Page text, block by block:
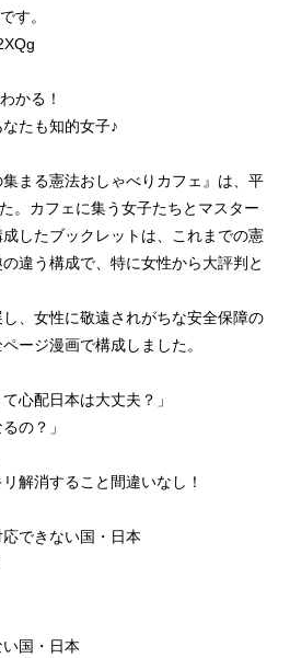
す。
かる！
たも知的女子♪
まる憲法おしゃべりカフェ』は、平
。カフェに集う女子たちとマスター
したブックレットは、これまでの憲
違う構成で、特に女性から大評判と
、女性に敬遠されがちな安全保障の
ージ漫画で構成しました。
心配日本は大丈夫？」
の？」
解消すること間違いなし！
応できない国・日本
国・日本